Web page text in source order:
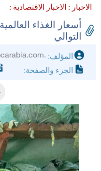
الاخبار : الاخبار الاقتصادية :
أسعار الغذاء
التوالي
المؤلف: .cnbcarabia.com
الجزء والصفحة: